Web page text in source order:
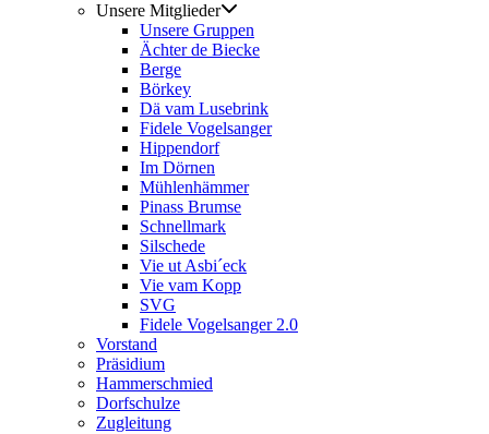
Unsere Mitglieder
Unsere Gruppen
Ächter de Biecke
Berge
Börkey
Dä vam Lusebrink
Fidele Vogelsanger
Hippendorf
Im Dörnen
Mühlenhämmer
Pinass Brumse
Schnellmark
Silschede
Vie ut Asbi´eck
Vie vam Kopp
SVG
Fidele Vogelsanger 2.0
Vorstand
Präsidium
Hammerschmied
Dorfschulze
Zugleitung